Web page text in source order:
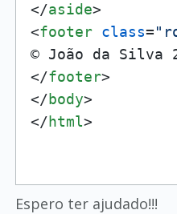
</aside>
<footer class=
</footer>
</body>
</html>
Espero ter ajudado!!!